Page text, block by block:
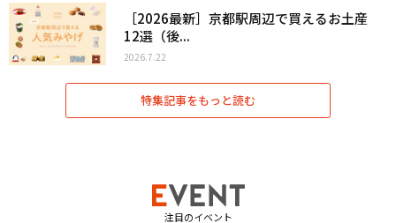
［2026最新］京都駅周辺で買えるお土産
12選（後...
2026.7.22
特集記事をもっと読む
注目のイベント